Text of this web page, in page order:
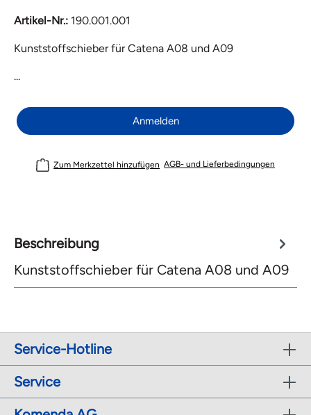
Artikel-Nr.: 190.001.001
Kunststoffschieber für Catena A08 und A09
...
Anmelden
Zum Merkzettel hinzufügen AGB- und Lieferbedingungen
Beschreibung
Kunststoffschieber für Catena A08 und A09
Service-Hotline
Service